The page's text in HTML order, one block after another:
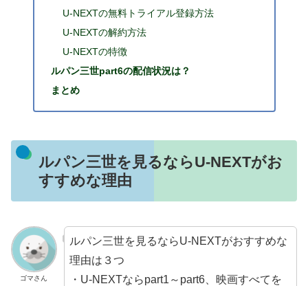
U-NEXTの無料トライアル登録方法
U-NEXTの解約方法
U-NEXTの特徴
ルパン三世part6の配信状況は？
まとめ
ルパン三世を見るならU-NEXTがお
すすめな理由
ゴマさん
ルパン三世を見るならU-NEXTがおすすめな
理由は３つ
・U-NEXTならpart1～part6、映画すべてを